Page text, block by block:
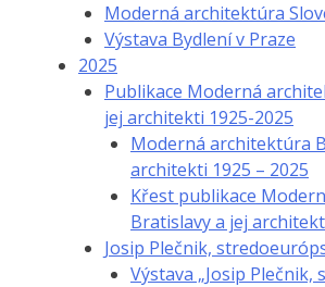
Moderná architektúra
Výstava Bydlení v Praze
2025
Publikace Moderná
jej architekti 1925-2025
Moderná architektúra
architekti 1925 – 2025
Křest publikace
Bratislavy a jej
Josip Plečnik,
Výstava „Josip